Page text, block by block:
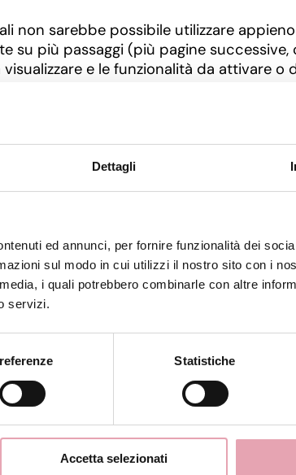
Dettagli
ed annunci, per fornire funzionalità dei
sul modo in cui utilizzi il nostro sito con i
i quali potrebbero combinarle con altre
servizi.
Statistiche
Accetta selezionati
non sarebbe possibile utilizzare appieno
più passaggi (più pagine
e le funzionalità da attivare o
decisione dell’utente sull’utilizzo di
del Sito.
analizzare statisticamente gli accessi o
in forma aggregata senza
Analytics) per i quali si rimanda,
del SITO suggerendo contenuti
comportamento.
SITO tramite le apposite opzioni del
disponibili.
con lo scopo di migliorare
Google, ecc.).
di terze parti per i quali si rimanda alla
dal proprio browser.